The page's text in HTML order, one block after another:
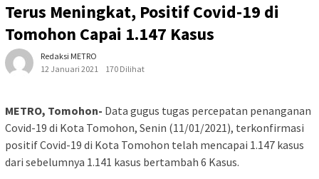
Terus Meningkat, Positif Covid-19 di
Tomohon Capai 1.147 Kasus
Redaksi METRO
12 Januari 2021
170 Dilihat
METRO, Tomohon- Data gugus tugas percepatan penanganan
Covid-19 di Kota Tomohon, Senin (11/01/2021), terkonfirmasi
positif Covid-19 di Kota Tomohon telah mencapai 1.147 kasus
dari sebelumnya 1.141 kasus bertambah 6 Kasus.